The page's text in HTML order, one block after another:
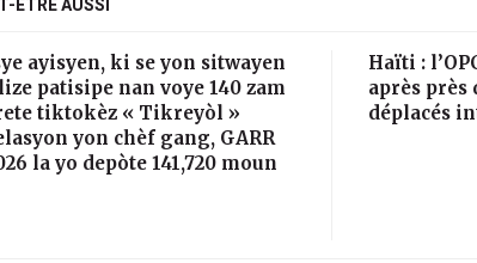
ÊTRE AUSSI
ayisyen, ki se yon sitwayen
patisipe nan voye 140 zam
tiktokèz « Tikreyòl »
yon chèf gang, GARR
la yo depòte 141,720 moun
Haïti :
après près
déplacés